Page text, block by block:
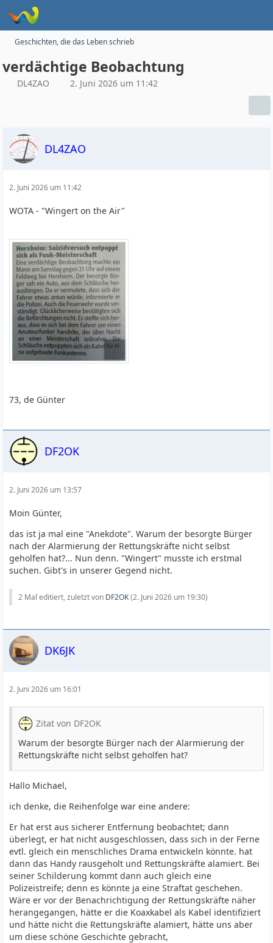
Geschichten, die das Leben schrieb
verdächtige Beobachtung
DL4ZAO 2. Juni 2026 um 11:42
DL4ZAO
2. Juni 2026 um 11:42
WOTA - "Wingert on the Air"
73, de Günter
DF2OK
2. Juni 2026 um 13:57
Moin Günter,
das ist ja mal eine "Anekdote". Warum der besorgte Bürger
nach der Alarmierung der Rettungskräfte nicht selbst
geholfen hat?... Nun denn. "Wingert" musste ich erstmal
suchen. Gibt's in unserer Gegend nicht.
2 Mal editiert, zuletzt von DF2OK(2. Juni 2026 um 19:30)
DK6JK
2. Juni 2026 um 16:01
Zitat von DF2OK
Warum der besorgte Bürger nach der Alarmierung der
Rettungskräfte nicht selbst geholfen hat?
Hallo Michael,
ich denke, die Reihenfolge war eine andere:
Er hat erst aus sicherer Entfernung beobachtet; dann
überlegt, er hat nicht ausgeschlossen, dass sich in der Ferne
evtl. gleich ein menschliches Drama entwickeln könnte. hat
dann das Handy rausgeholt und Rettungskräfte alamiert. Bei
seiner Schilderung kommt dann auch gleich eine
Polizeistreife; denn es könnte ja eine Straftat geschehen.
Wäre er vor der Benachrichtigung der Rettungskräfte näher
herangegangen, hätte er die Koaxkabel als Kabel identifiziert
und hätte nicht die Rettungskräfte alamiert, hätte uns aber
um diese schöne Geschichte gebracht,